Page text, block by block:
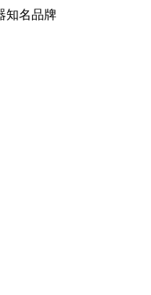
知名品牌